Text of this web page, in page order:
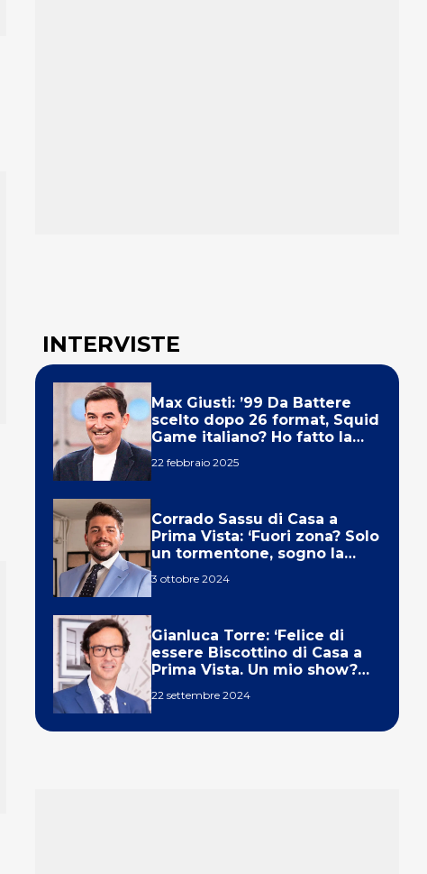
INTERVISTE
Max Giusti: ’99 Da Battere
scelto dopo 26 format, Squid
Game italiano? Ho fatto la
22 febbraio 2025
Corrado Sassu di Casa a
Prima Vista: ‘Fuori zona? Solo
un tormentone, sogno la
3 ottobre 2024
Gianluca Torre: ‘Felice di
essere Biscottino di Casa a
Prima Vista. Un mio show?
22 settembre 2024